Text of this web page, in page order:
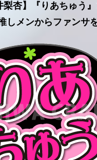
梨杏】『りあちゅう
しメンからファンサ